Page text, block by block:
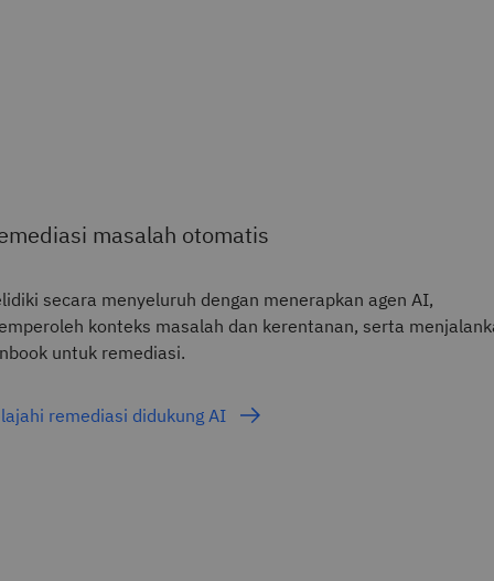
masalah otomatis
secara menyeluruh dengan menerapkan agen AI,
konteks masalah dan kerentanan, serta
untuk remediasi.
remediasi didukung AI